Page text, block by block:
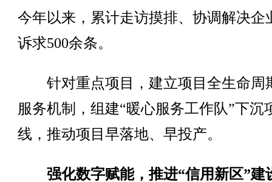
今年以来，累计走访摸排、协调解决企
诉求500余条。
针对重点项目，建立项目全生命周
服务机制，组建“暖心服务工作队”下沉
线，推动项目早落地、早投产。
强化数字赋能，推进“信用新区”建